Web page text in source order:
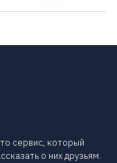
сервис, который
о них друзьям.